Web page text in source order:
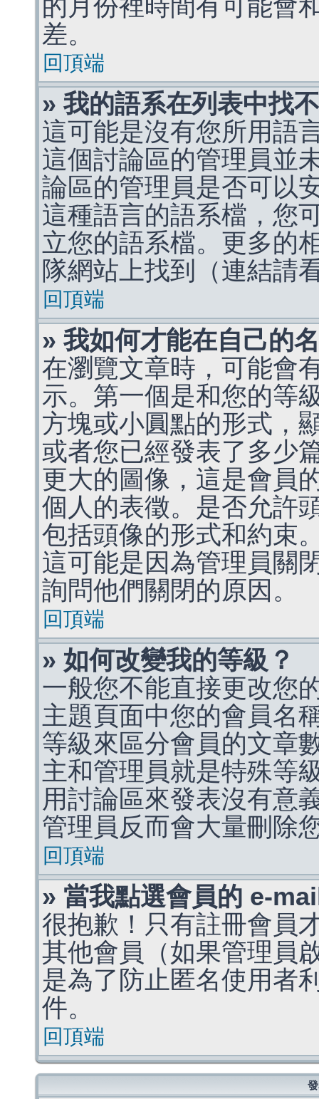
的月份裡時間有可能會
差。
回頂端
» 我的語系在列表中找
這可能是沒有您所用語
這個討論區的管理員並
論區的管理員是否可以
這種語言的語系檔，您
立您的語系檔。更多的
隊網站上找到（連結請
回頂端
» 我如何才能在自己的
在瀏覽文章時，可能會
示。第一個是和您的等
方塊或小圓點的形式，
或者您已經發表了多少
更大的圖像，這是會員
個人的表徵。是否允許
包括頭像的形式和約束
這可能是因為管理員關
詢問他們關閉的原因。
回頂端
» 如何改變我的等級？
一般您不能直接更改您
主題頁面中您的會員名
等級來區分會員的文章
主和管理員就是特殊等
用討論區來發表沒有意
管理員反而會大量刪除
回頂端
» 當我點選會員的 e-
很抱歉！只有註冊會員
其他會員（如果管理員
是為了防止匿名使用者
件。
回頂端